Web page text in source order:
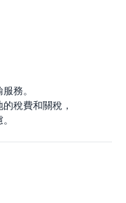
務。
稅費和關稅，